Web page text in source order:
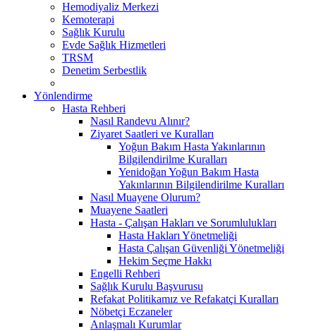
Hemodiyaliz Merkezi
Kemoterapi
Sağlık Kurulu
Evde Sağlık Hizmetleri
TRSM
Denetim Serbestlik
Yönlendirme
Hasta Rehberi
Nasıl Randevu Alınır?
Ziyaret Saatleri ve Kuralları
Yoğun Bakım Hasta Yakınlarının
Bilgilendirilme Kuralları
Yenidoğan Yoğun Bakım Hasta
Yakınlarının Bilgilendirilme Kuralları
Nasıl Muayene Olurum?
Muayene Saatleri
Hasta - Çalışan Hakları ve Sorumlulukları
Hasta Hakları Yönetmeliği
Hasta Çalışan Güvenliği Yönetmeliği
Hekim Seçme Hakkı
Engelli Rehberi
Sağlık Kurulu Başvurusu
Refakat Politikamız ve Refakatçi Kuralları
Nöbetçi Eczaneler
Anlaşmalı Kurumlar